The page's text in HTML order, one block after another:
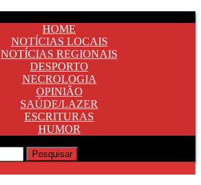
HOME
NOTÍCIAS LOCAIS
NOTÍCIAS REGIONAIS
DESPORTO
NECROLOGIA
OPINIÃO
SAÚDE/LAZER
ESCRITURAS
HUMOR